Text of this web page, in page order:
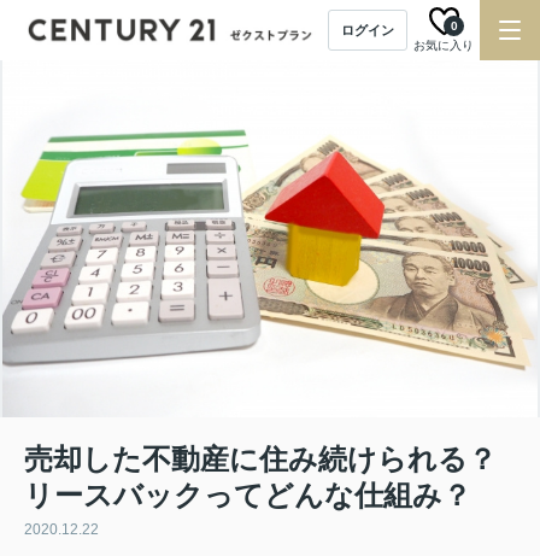
ログイン
お気に入り
0
売却した不動産に住み続けられる？
リースバックってどんな仕組み？
2020.12.22